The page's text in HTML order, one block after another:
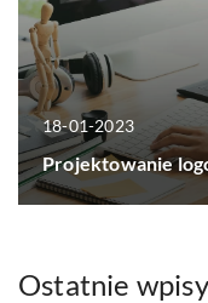
18-01-2023
Projektowanie
Ostatnie wpisy